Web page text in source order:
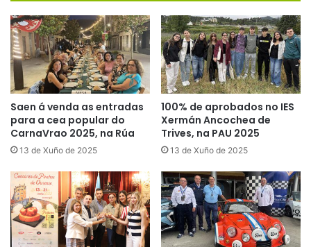
Saen á venda as entradas
para a cea popular do
CarnaVrao 2025, na Rúa
13 de Xuño de 2025
100% de aprobados no IES
Xermán Ancochea de
Trives, na PAU 2025
13 de Xuño de 2025